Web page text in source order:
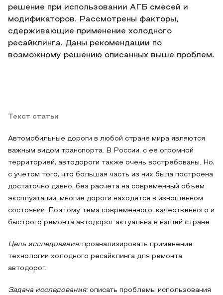
решение при использовании АГБ смесей и
модификаторов. Рассмотрены факторы,
сдерживающие применение холодного
ресайклинга. Даны рекомендации по
возможному решению описанных выше проблем.
Текст статьи
Автомобильные дороги в любой стране мира являются
важным видом транспорта. В России, с ее огромной
территорией, автодороги также очень востребованы. Но,
с учетом того, что большая часть из них была построена
достаточно давно, без расчета на современный объем
эксплуатации, многие дороги находятся в изношенном
состоянии. Поэтому тема современного, качественного и
быстрого ремонта автодорог актуальна в нашей стране.
Цель исследования:проанализировать применение
технологии холодного ресайклинга для ремонта
автодорог.
Задача исследования:описать проблемы использования